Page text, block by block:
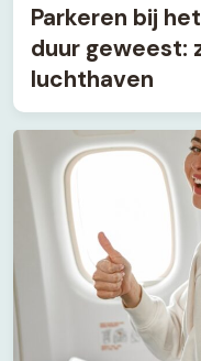
Parkeren bij
duur geweest:
luchthaven